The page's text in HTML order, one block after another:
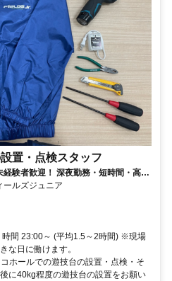
置・点検スタッフ
験者歓迎！ 深夜勤務・短時間・高収
ルズジュニア
時間 23:00～ (平均1.5～2時間) ※現場
な日に働けます。
ホールでの遊技台の設置・点検・そ
に40kg程度の遊技台の設置をお願い